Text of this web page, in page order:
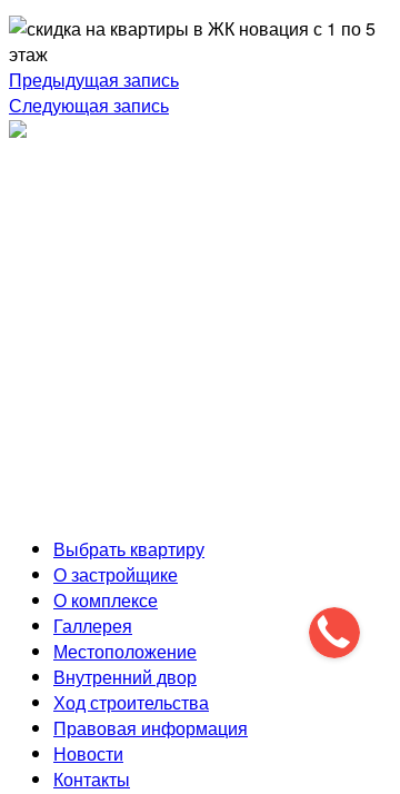
Навигация
по
Предыдущая запись
Следующая запись
Выбрать квартиру
О застройщике
О комплексе
Галлерея
Местоположение
Внутренний двор
Ход строительства
Правовая информация
Новости
Контакты